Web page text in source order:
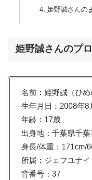
姫野誠さんの
姫野誠さんのプ
名前：姫野誠（ひめ
生年月日：2008年8
年齢：17歳
出身地：千葉県千葉
身長/体重：171cm/
所属：ジェフユナ
背番号：37